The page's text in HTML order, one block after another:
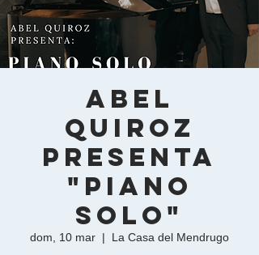
Abel
Quiroz
Presenta
"Piano
Solo"
dom, 10 mar
  |
La Casa del Mendrugo